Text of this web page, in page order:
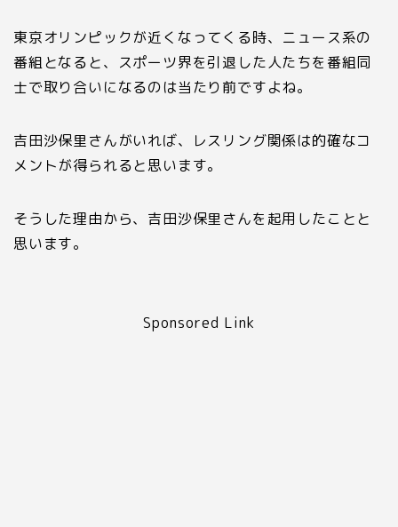
東京オリンピックが近くなってくる時、ニュース系の
番組となると、スポーツ界を引退した人たちを番組同
士で取り合いになるのは当たり前ですよね。
吉田沙保里さんがいれば、レスリング関係は的確なコ
メントが得られると思います。
そうした理由から、吉田沙保里さんを起用したことと
思います。
Sponsored Link